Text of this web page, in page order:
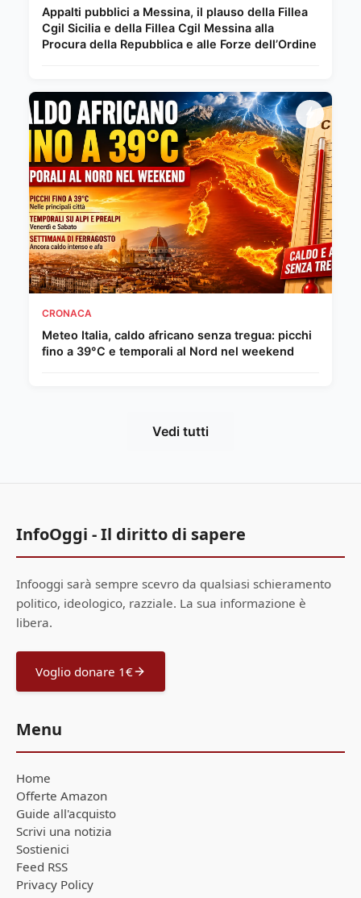
Appalti pubblici a Messina, il plauso della Fillea
Cgil Sicilia e della Fillea Cgil Messina alla
Procura della Repubblica e alle Forze dell’Ordine
CRONACA
Meteo Italia, caldo africano senza tregua: picchi
fino a 39°C e temporali al Nord nel weekend
Vedi tutti
InfoOggi - Il diritto di sapere
Infooggi sarà sempre scevro da qualsiasi schieramento
politico, ideologico, razziale. La sua informazione è
libera.
Voglio donare 1€
Menu
Home
Offerte Amazon
Guide all'acquisto
Scrivi una notizia
Sostienici
Feed RSS
Privacy Policy